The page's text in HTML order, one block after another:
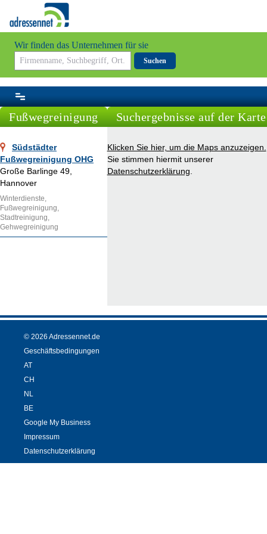
Wir finden das Unternehmen für sie
Suchen
Fußwegreinigung
Südstädter
Fußwegreinigung OHG
Große Barlinge 49,
Hannover
Winterdienste,
Fußwegreinigung,
Stadtreinigung,
Gehwegreinigung
Suchergebnisse auf der Karte
Klicken Sie hier, um die Maps anzuzeigen.
Sie stimmen hiermit unserer
Datenschutzerklärung
© 2026 Adressennet.de
Geschäftsbedingungen
AT
CH
NL
BE
Google My Business
Impressum
Datenschutzerklärung